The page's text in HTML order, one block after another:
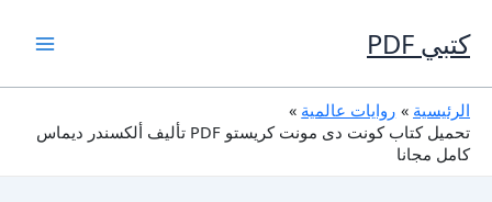
إلى
المحتوى
كتبي PDF
الرئيسية
روايات عالمية
تحميل كتاب كونت دى مونت كريستو PDF تأليف ألكسندر ديماس
كامل مجانا